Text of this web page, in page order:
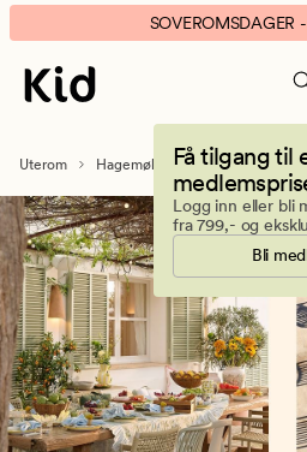
Hagestoler
–
utestoler
hage
balkong
banner.
Klikk
ESCAPE
pause.
SOVEROMSDAGER
Få tilgang til
Logg inn eller bli
fra 799,- og
Bli
Uterom Hagemøbler Hagestoler